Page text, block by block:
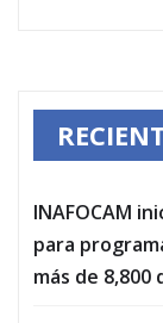
INAFOCAM
para
más de 8,800